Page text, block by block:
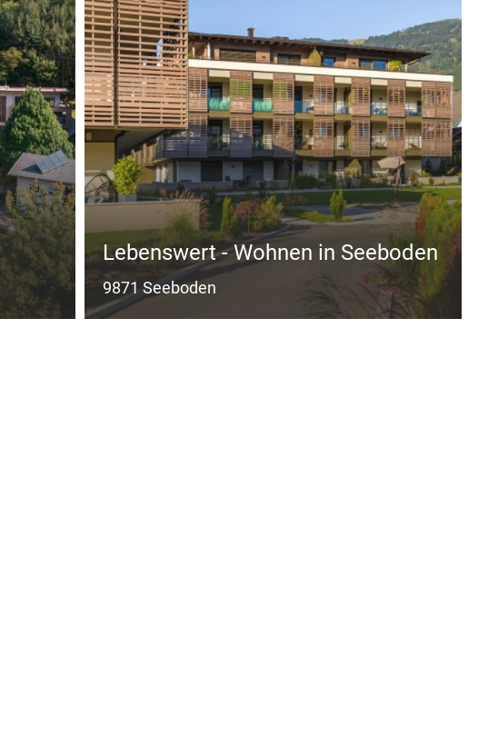
Lebenswert - Wohnen in Seeboden
9871 Seeboden